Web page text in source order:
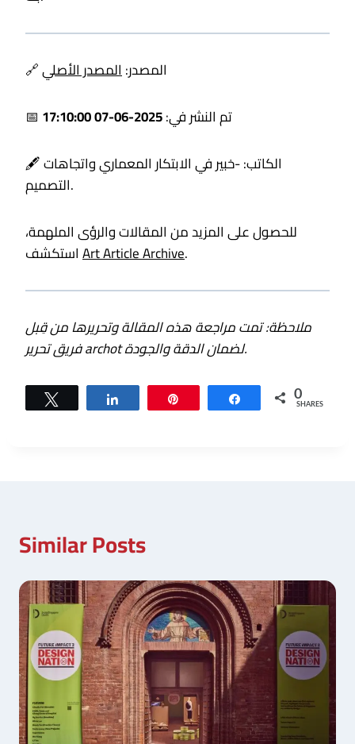
🔗 المصدر:المصدر الأصلي
📅 تم النشر في:2025-06-07 17:10:00
🖋️ الكاتب:-خبير في الابتكار المعماري واتجاهات
التصميم.
للحصول على المزيد من المقالات والرؤى الملهمة،
Art Article Archive.
ملاحظة: تمت مراجعة هذه المقالة وتحريرها من قِبل
فريق تحرير archot لضمان الدقة والجودة.
Share 0
SHARES
Similar Posts